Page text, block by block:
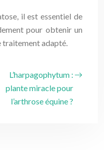
il est essentiel de
pour obtenir un
traitement adapté.
L’harpagophytum :
plante miracle pour
l’arthrose équine ?